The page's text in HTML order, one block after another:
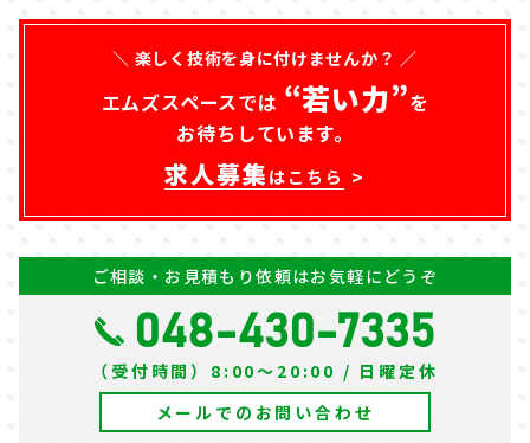
＼ 楽しく技術を身に付けませんか？ ／
エムズスペースでは “若い力”を
お待ちしています。
求人募集 はこちら
ご相談・お見積もり依頼はお気軽にどうぞ
048-430-7335
（受付時間）8:00～20:00 / 日曜定休
メールでのお問い合わせ